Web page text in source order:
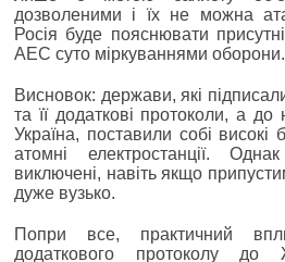
дозволеними і їх не можна
Росія буде пояснювати
АЕС суто міркуваннями оборони.
Висновок: держави, які
та її додаткові протоколи, а до
Україна, поставили собі
атомні електростанції.
виключені, навіть якщо
дуже вузько.
Попри все, практичний
додаткового протоколу до